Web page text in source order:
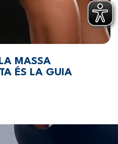
MASSA
ÉS LA GUIA